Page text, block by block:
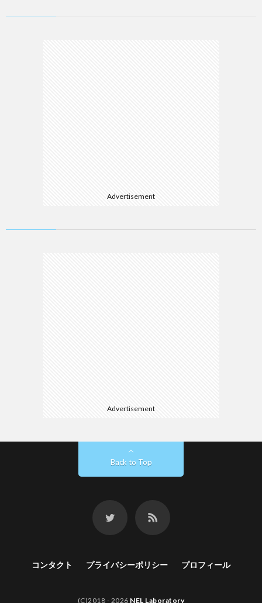
Advertisement
Advertisement
Back to Top
コンタクト プライバシーポリシー プロフィール
(C)2018 - 2026 NEL Laboratory